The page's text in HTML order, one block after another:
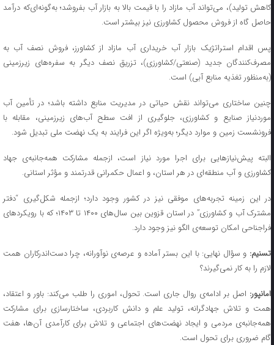
کاهش تولید)، می‌تواند آب مازاد را با قیمت بالا به بازار آب بفروشد؛ به‌گونه‌ای‌که درآمد
حاصل گاه از فروش محصول کشاورزی نیز بیشتر است.
پس اقدام استراتژیک بازار آب خریداری آب مازاد از کشاورز، فروش نصف آب به
مصرف‌کنندگان جدید (صنعتی/کشاورزی)، تزریق نصف دیگر به سفره‌های زیرزمینی
(به‌منظور تغذیه منابع آبی) است.
چنین ساختاری می‌تواند نقش حیاتی در مدیریت منابع داشته باشد؛ در تأمین آب
موردنیاز صنایع و کشاورزی، جلوگیری از افت سطح آب‌های زیرزمینی، مقابله با
فرونشست زمین و موارد دیگر؛ به‌ویژه اگر این فرایند به یک نهضت ملی تبدیل شود.
البته پیش‌نیازهایی برای اجرا مورد نیاز است، ازجمله مشارکت همه‌جانبه‌ی جهاد
کشاورزی و آب منطقه‌ای در هر استان، و اعمال حکمرانی قدرتمند و مؤثر استانی.
در این زمینه تجربه‌های موفقی نیز در کشور وجود دارد؛ ازجمله شکل‌گیری “دفتر
مشترک آب و کشاورزی” در استان قزوین بین سال‌های ۱۴۰۰ تا ۱۴۰۳؛ که با رویکردهای
فراجناحی امکان توسعه‌ی الگو نیز وجود دارد.
تسنیم: و سؤال نهایی: با این بستر آماده و عرصه‌ی نوآورانه، چرا دست‌اندرکاران همت
لازم را به کار نمی‌گیرند؟
امانپور:اصل بر ادامه‌ی روال جاری است. تحول، اموری را طلب می‌کند: باور و اعتقاد،
همت و تلاش جهادگرانه، تولید علم و دانش کاربردی، ساختارسازی برای مشارکت
همه‌جانبه‌ی مردمی و ایجاد نهضت‌های اجتماعی و تلاش برای کارآمدی آن‌ها، هفت
گام ضروری برای تحول است.